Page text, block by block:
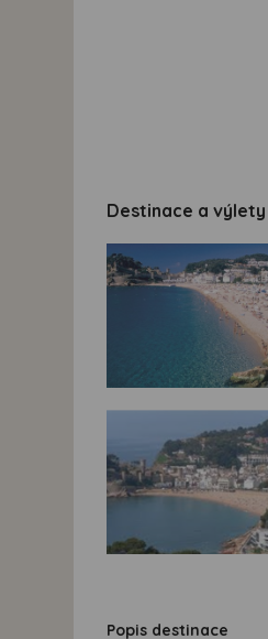
Destinace a výlety
Popis destinace